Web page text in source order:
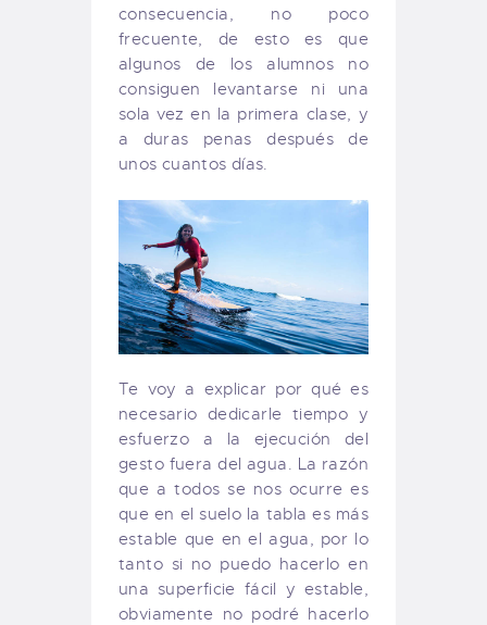
consecuencia, no poco
frecuente, de esto es que
algunos de los alumnos no
consiguen levantarse ni una
sola vez en la primera clase, y
a duras penas después de
unos cuantos días.
Te voy a explicar por qué es
necesario dedicarle tiempo y
esfuerzo a la ejecución del
gesto fuera del agua. La razón
que a todos se nos ocurre es
que en el suelo la tabla es más
estable que en el agua, por lo
tanto si no puedo hacerlo en
una superficie fácil y estable,
obviamente no podré hacerlo